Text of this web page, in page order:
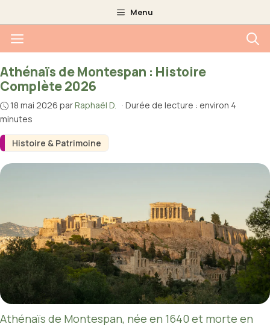
au
contenu
Menu
Menu
Histoire & Patrimoine
Athénaïs de Montespan : Histoire
Complète 2026
18 mai 2026 parRaphaël D. · Durée de lecture : environ 4
minutes
Athénaïs de Montespan, née en 1640 et morte en